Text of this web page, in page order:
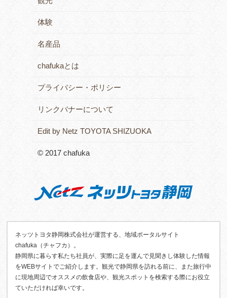
体験
名産品
chafukaとは
プライバシー・ポリシー
リンクバナーについて
Edit by Netz TOYOTA SHIZUOKA
© 2017 chafuka
ネッツトヨタ静岡株式会社が運営する、地域ポータルサイト
chafuka（チャフカ）。
静岡県に暮らす私たち社員が、実際に足を運んで見聞きし体験した情報
をWEBサイトでご紹介します。観光で静岡県を訪れる前に、また旅行中
に現地周辺でオススメの飲食店や、観光スポットを検索する際にお役立
ていただければ幸いです。